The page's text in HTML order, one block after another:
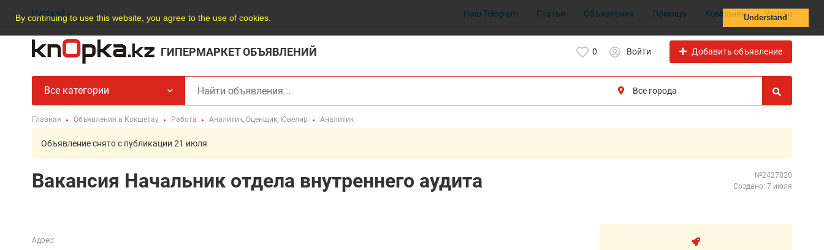
By continuing to use this website, you agree to the use of cookies. Understand
Русский Наш Telegram Статьи Объявления Помощь Компании Услуги
ГИПЕРМАРКЕТ ОБЪЯВЛЕНИЙ 0 Войти Добавить объявление
Все категории
Главная Объявления в Кокшетау Работа Аналитик, Оценщик, Ювелир Аналитик
Объявление снято с публикации 21 июля
Вакансия Начальник отдела внутреннего аудита
№2427820
Создано: 7 июля
Адрес: